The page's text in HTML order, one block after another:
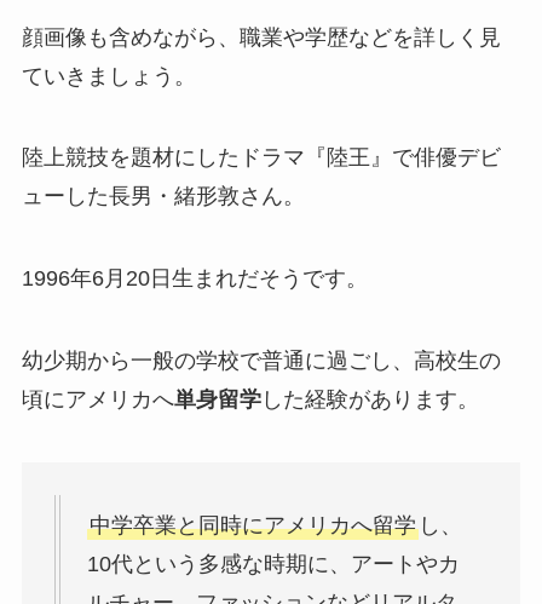
顔画像も含めながら、職業や学歴などを詳しく見
ていきましょう。
陸上競技を題材にしたドラマ『陸王』で俳優デビ
ューした長男・緒形敦さん。
1996年6月20日生まれだそうです。
幼少期から一般の学校で普通に過ごし、高校生の
頃にアメリカへ単身留学した経験があります。
中学卒業と同時にアメリカへ留学し、
10代という多感な時期に、アートやカ